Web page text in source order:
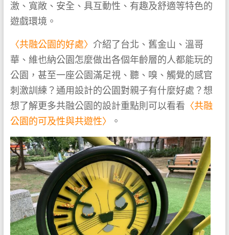
激、寬敞、安全、具互動性、有趣及舒適等特色的
遊戲環境。
〈共融公園的好處〉 介紹了台北、舊金山、溫哥
華、維也納公園怎麼做出各個年齡層的人都能玩的
公園，甚至一座公園滿足視、聽、嗅、觸覺的感官
刺激訓練？通用設計的公園對親子有什麼好處？想
想了解更多共融公園的設計重點則可以看看 〈共融
公園的可及性與共遊性〉
。